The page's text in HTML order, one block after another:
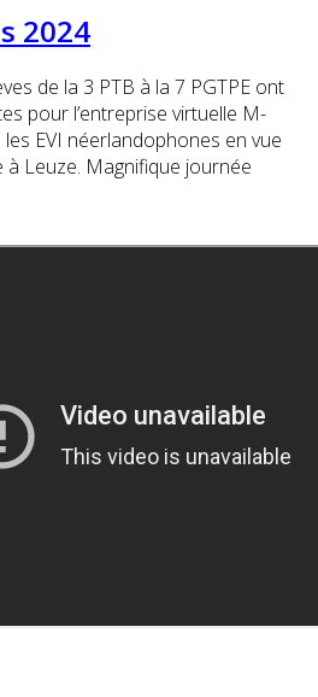
2024
de la 3 PTB à la 7 PGTPE ont
pour l’entreprise virtuelle M-
EVI néerlandophones en vue
à Leuze. Magnifique journée